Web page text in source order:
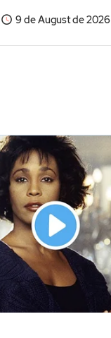
9 de August de 2026